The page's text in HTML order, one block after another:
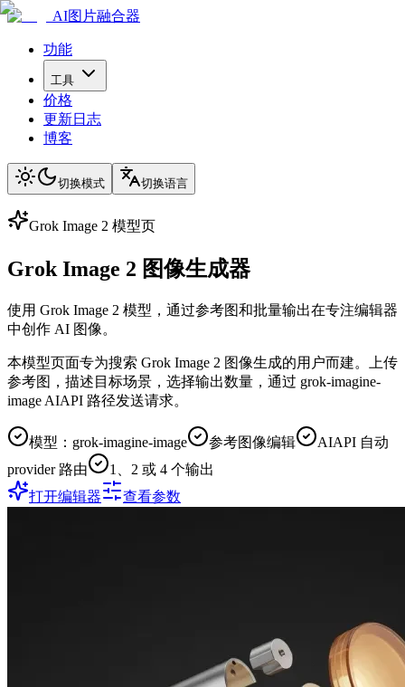
AI图片融合器
功能
工具
价格
更新日志
博客
切换模式 切换语言
Grok Image 2 模型页
Grok Image 2 图像生成器
使用 Grok Image 2 模型，通过参考图和批量输出在专注编辑器
中创作 AI 图像。
本模型页面专为搜索 Grok Image 2 图像生成的用户而建。上传
参考图，描述目标场景，选择输出数量，通过 grok-imagine-
image AIAPI 路径发送请求。
模型：grok-imagine-image 参考图像编辑
AIAPI 自动
provider 路由
1、2 或 4 个输出
打开编辑器
查看参数